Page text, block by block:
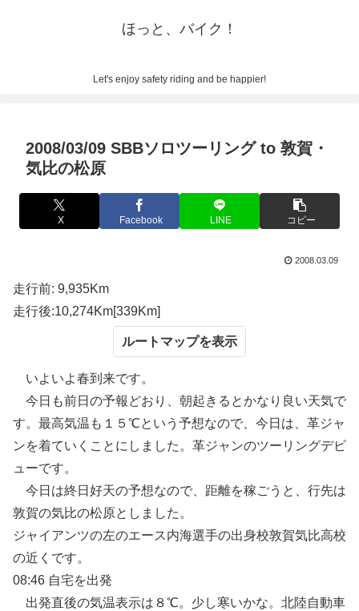
ほっと、バイク！
Let's enjoy safety riding and be happier!
2008/03/09 SBBソロツーリング to 敦賀・
気比の松原
X Facebook LINE コピー
2008.03.09
走行前: 9,935Km
走行後:10,274Km[339Km]
ルートマップ
いよいよ春到来です。
今日も前日の予報どおり、朝起きるとかなり良い天気で
す。最高気温も１５℃という予想なので、今日は、革ジャ
ンを着ていくことにしました。革ジャンのツーリングデビ
ューです。
今日は終日好天の予想なので、距離を稼ごうと、行先は
敦賀の気比の松原としました。
ジャイアンツの左のエース内海選手の出身校敦賀気比高校
の近くです。
08:46 自宅を出発
出発直後の気温表示は８℃。少し寒いかな。北陸自動車